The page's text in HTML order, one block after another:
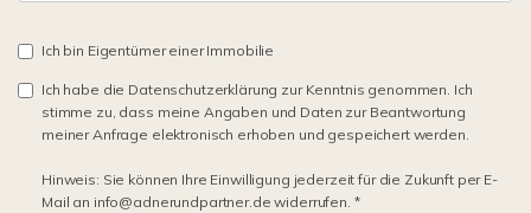
Ich bin Eigentümer einer Immobilie
Ich habe die Datenschutzerklärung zur Kenntnis genommen. Ich
stimme zu, dass meine Angaben und Daten zur Beantwortung
meiner Anfrage elektronisch erhoben und gespeichert werden.
Hinweis: Sie können Ihre Einwilligung jederzeit für die Zukunft per E-
Mail an info@adnerundpartner.de widerrufen. *